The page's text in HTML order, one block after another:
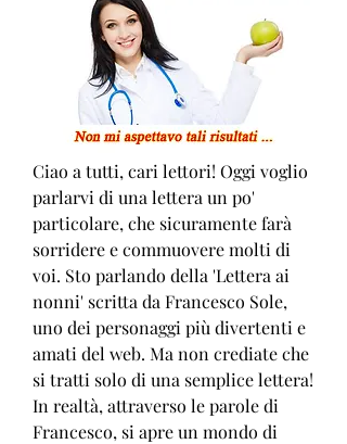
Ciao a tutti, cari lettori! Oggi voglio
parlarvi di una lettera un po'
particolare, che sicuramente farà
sorridere e commuovere molti di
voi. Sto parlando della 'Lettera ai
nonni' scritta da Francesco Sole,
uno dei personaggi più divertenti e
amati del web. Ma non crediate che
si tratti solo di una semplice lettera!
In realtà, attraverso le parole di
Francesco, si apre un mondo di